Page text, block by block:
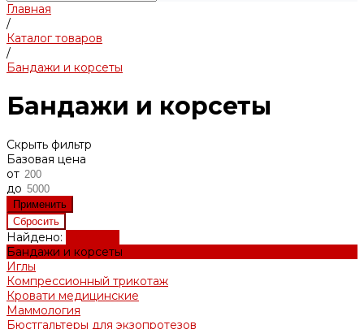
Главная
/
Каталог товаров
/
Бандажи и корсеты
Бандажи и корсеты
Скрыть фильтр
Базовая цена
от
до
Найдено:
Бандажи и корсеты
Иглы
Компрессионный трикотаж
Кровати медицинские
Маммология
Бюстгальтеры для экзопротезов